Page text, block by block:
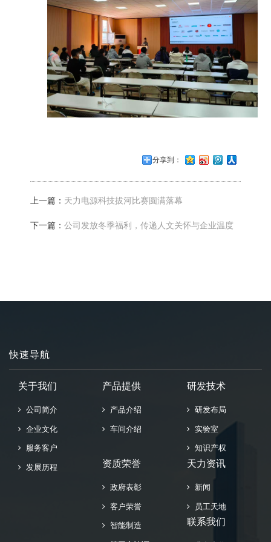
分享到：
上一篇： 天力电源科技拔河比赛圆满落幕
下一篇： 公司发放冬季福利，传递人文关怀与企业温度
快速导航
关于我们
公司简介
企业文化
服务客户
发展历程
产品提供
产品介绍
车间介绍
研发技术
研发布局
实验室
知识产权
资质荣誉
政府表彰
客户荣誉
智能制造
天力资讯
新闻
员工天地
联系我们